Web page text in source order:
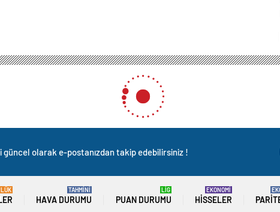
hedefimiz’
News
ANKARA-Milli Savunma Bakanlığı Sözcüsü, Basın ve